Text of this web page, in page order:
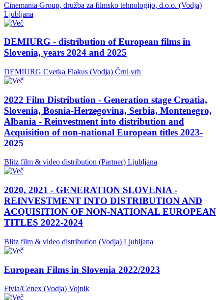
Cinemania Group, družba za filmsko tehnologijo, d.o.o. (Vodja)
Ljubljana
DEMIURG - distribution of European films in
Slovenia, years 2024 and 2025
DEMIURG Cvetka Flakus (Vodja) Črni vrh
2022 Film Distribution - Generation stage Croatia,
Slovenia, Bosnia-Herzegovina, Serbia, Montenegro,
Albania - Reinvestment into distribution and
Acquisition of non-national European titles 2023-
2025
Blitz film & video distribution (Partner) Ljubljana
2020, 2021 - GENERATION SLOVENIA -
REINVESTMENT INTO DISTRIBUTION AND
ACQUISITION OF NON-NATIONAL EUROPEAN
TITLES 2022-2024
Blitz film & video distribution (Vodja) Ljubljana
European Films in Slovenia 2022/2023
Fivia/Cenex (Vodja) Vojnik